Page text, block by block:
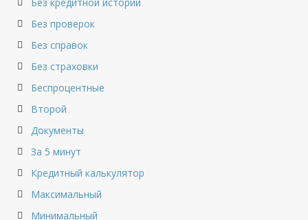
Без проверок
Без справок
Без страховки
Беспроцентные
Второй
Документы
За 5 минут
Кредитный калькулятор
Максимальный
Минимальный